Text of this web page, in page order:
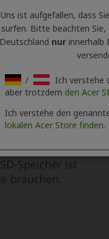
Uns ist aufgefallen, dass
surfen. Bitte beachten
Deutschland nurinnerhalb
/
Ich verstehe
aber trotzdem den Acer
Ich verstehe den
lokalen Acer Store finden.